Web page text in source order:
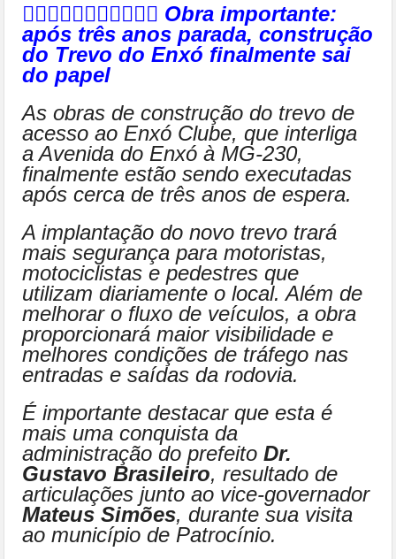
👉🏻🛑🤙🏻👏🏻🚨🚦🚧🍀 Obra importante:
após três anos parada, construção
do Trevo do Enxó finalmente sai
do papel
As obras de construção do trevo de
acesso ao Enxó Clube, que interliga
a Avenida do Enxó à MG-230,
finalmente estão sendo executadas
após cerca de três anos de espera.
A implantação do novo trevo trará
mais segurança para motoristas,
motociclistas e pedestres que
utilizam diariamente o local. Além de
melhorar o fluxo de veículos, a obra
proporcionará maior visibilidade e
melhores condições de tráfego nas
entradas e saídas da rodovia.
É importante destacar que esta é
mais uma conquista da
administração do prefeitoDr.
Gustavo Brasileiro, resultado de
articulações junto ao vice-governador
Mateus Simões, durante sua visita
ao município de Patrocínio.